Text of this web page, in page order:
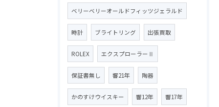
ベリーベリーオールドフィッツジェラルド
時計 ブライトリング 出張買取
ROLEX エクスプローラーⅡ
保証書無し 響21年 陶器
かのすけウイスキー 響12年 響17年